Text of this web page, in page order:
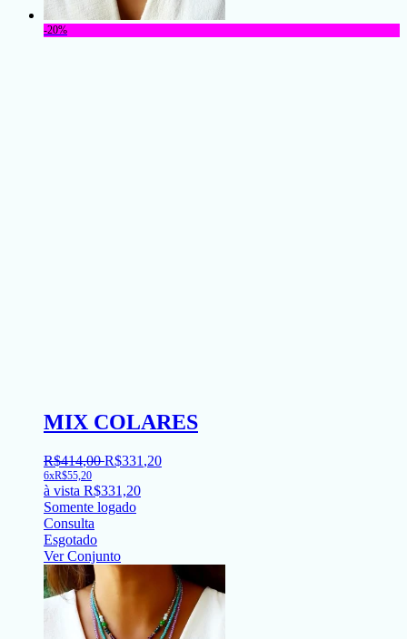
-20%
MIX COLARES
R$414,00 R$331 ,20
6xR$55,20
à vista R$331,20
Somente logado
Consulta
Esgotado
Ver Conjunto